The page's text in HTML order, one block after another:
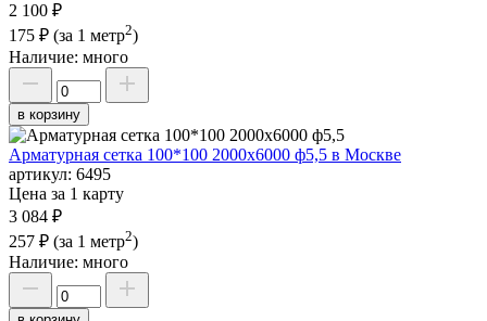
2 100 ₽
175 ₽ (за 1 метр2)
Наличие: много
в корзину
Арматурная сетка 100*100 2000х6000 ф5,5 в Москве
артикул: 6495
Цена за 1 карту
3 084 ₽
257 ₽ (за 1 метр2)
Наличие: много